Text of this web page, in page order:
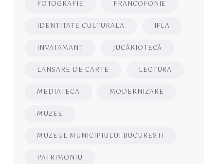
FOTOGRAFIE FRANCOFONIE
IDENTITATE CULTURALA IFLA
INVATAMANT JUCĂRIOTECĂ
LANSARE DE CARTE LECTURA
MEDIATECA MODERNIZARE
MUZEE
MUZEUL MUNICIPIULUI BUCURESTI
PATRIMONIU